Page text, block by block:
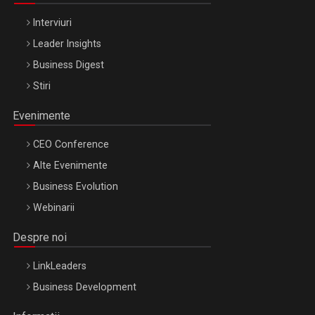
Interviuri
Leader Insights
Business Digest
Stiri
Evenimente
CEO Conference
Alte Evenimente
Business Evolution
Webinarii
Despre noi
LinkLeaders
Business Development